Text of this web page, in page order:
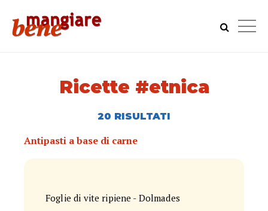
Ricette #etnica
20 RISULTATI
Antipasti a base di carne
Foglie di vite ripiene - Dolmades